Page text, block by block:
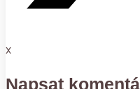
X
Napsat